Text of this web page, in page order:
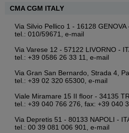
CMA CGM ITALY
Via Silvio Pellico 1 - 16128 GENOVA
tel.: 010/59671, e-mail
Via Varese 12 - 57122 LIVORNO -
tel.: +39 0586 26 33 11, e-mail
Via Gran San Bernardo, Strada 4,
tel.: +39 02 320 65300, e-mail
Viale Miramare 15 II floor - 34135
tel.: +39 040 766 276, fax: +39 040
Via Depretis 51 - 80133 NAPOLI -
tel.: 00 39 081 006 901, e-mail